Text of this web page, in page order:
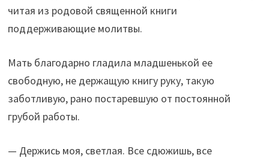
читая из родовой священной книги
поддерживающие молитвы.
Мать благодарно гладила младшенькой ее
свободную, не держащую книгу руку, такую
заботливую, рано постаревшую от постоянной
грубой работы.
— Держись моя, светлая. Все сдюжишь, все